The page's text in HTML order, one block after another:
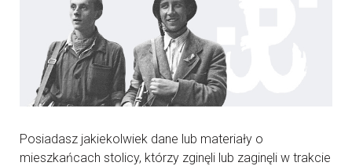
Posiadasz jakiekolwiek dane lub materiały o
mieszkańcach stolicy, którzy zginęli lub zaginęli w trakcie